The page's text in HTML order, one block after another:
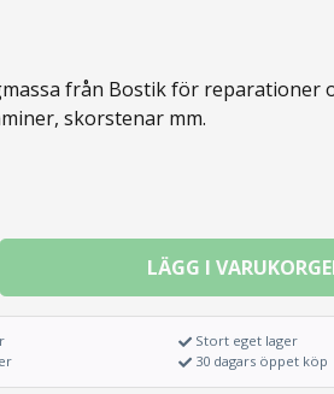
från Bostik för reparationer
skorstenar mm.
LÄGG I
Stort eget lager
30 dagars öppet köp